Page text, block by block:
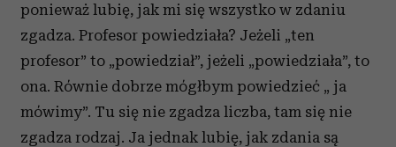
ponieważ lubię, jak mi się wszystko w zdaniu
zgadza. Profesor powiedziała? Jeżeli „ten
profesor” to „powiedział”, jeżeli „powiedziała”, to
ona. Równie dobrze mógłbym powiedzieć „ ja
mówimy”. Tu się nie zgadza liczba, tam się nie
zgadza rodzaj. Ja jednak lubię, jak zdania są